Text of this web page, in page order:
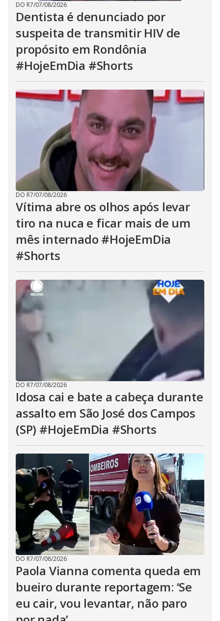
DO R7/07/08/2026
Dentista é denunciado por
suspeita de transmitir HIV de
propósito em Rondônia
#HojeEmDia #Shorts
DO R7/07/08/2026
Vítima abre os olhos após levar
tiro na nuca e ficar mais de um
mês internado #HojeEmDia
#Shorts
DO R7/07/08/2026
Idosa cai e bate a cabeça durante
assalto em São José dos Campos
(SP) #HojeEmDia #Shorts
DO R7/07/08/2026
Paola Vianna comenta queda em
bueiro durante reportagem: ‘Se
eu cair, vou levantar, não paro